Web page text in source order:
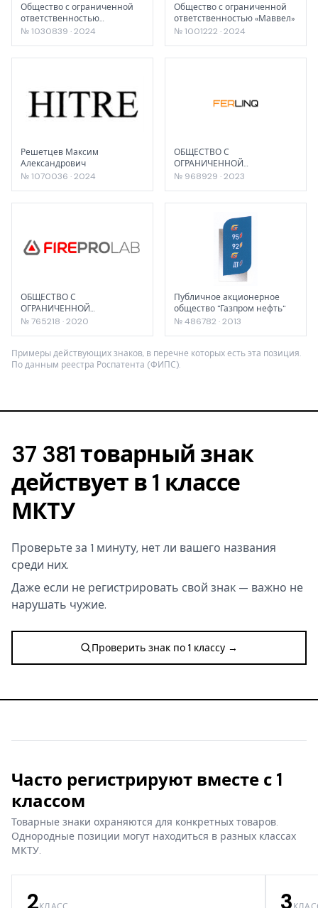
Общество с ограниченной
ответственностью
"ПРОФСТРОЙ"
№ 1030839 · 2024
Общество с ограниченной
ответственностью «Маввел»
№ 1001222 · 2024
Решетцев Максим
Александрович
№ 1070036 · 2024
ОБЩЕСТВО С
ОГРАНИЧЕННОЙ
ОТВЕТСТВЕННОСТЬЮ
№ 968929 · 2023
ОБЩЕСТВО С
ОГРАНИЧЕННОЙ
ОТВЕТСТВЕННОСТЬЮ
ФИРМА "ЛАБОРАТОРИЯ
ОГНЕЗАЩИТЫ"
№ 765218 · 2020
Публичное акционерное
общество "Газпром нефть"
№ 486782 · 2013
Примеры действующих знаков, в перечне которых есть эта позиция.
По данным реестра Роспатента (ФИПС).
37 381 товарный знак
действует в 1 классе
МКТУ
Проверьте за 1 минуту, нет ли вашего названия
среди них.
Даже если не регистрировать свой знак — важно не
нарушать чужие.
Проверить знак по 1 классу →
Часто регистрируют вместе с 1
классом
Товарные знаки охраняются для конкретных товаров.
Однородные позиции могут находиться в разных классах
МКТУ.
2 3